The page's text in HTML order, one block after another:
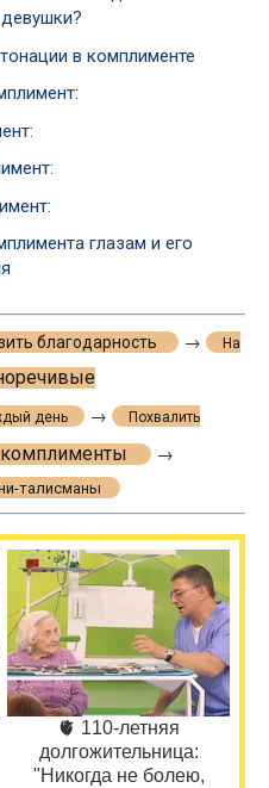
в комплименте
глазам и его
благодарность → На
день → Похвалить
→
талисманы
🫀 110-летняя
долгожительница:
"Никогда не болею,